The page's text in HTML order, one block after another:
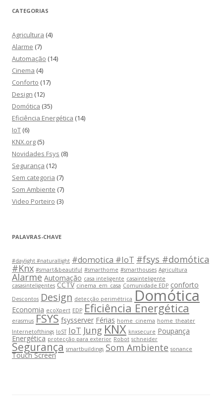
CATEGORIAS
Agricultura (4)
Alarme (7)
Automação (14)
Cinema (4)
Conforto (17)
Design (12)
Domótica (35)
Eficiência Energética (14)
IoT (6)
KNX.org (5)
Novidades Fsys (8)
Segurança (12)
Sem categoria (7)
Som Ambiente (7)
Video Porteiro (3)
PALAVRAS-CHAVE
#daylight #naturallight #domotica #IoT #fsys #domótica
#Knx #smart&beautiful #smarthome #smarthouses Agricultura
Alarme Automação casa inteligente casainteligente
casasinteligentes CCTV cinema_em_casa Comunidade EDP conforto
Descontos Design detecção perimétrica Domótica
Economia ecoXpert EDP Eficiência Energética
erasmus FSYS fsysserver Férias home_cinema home_theater
Internetofthings IoST IoT Jung KNX knxsecure Poupança
Energética protecção para exterior Robot schneider
Segurança smartbuildings Som Ambiente sonance
Touch Screen